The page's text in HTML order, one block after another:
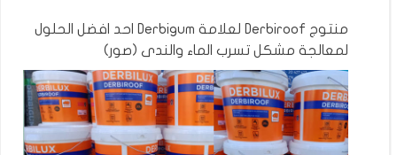
منتوج Derbiroof لعلامة Derbigum احد افضل الحلول
لمعالجة مشكل تسرب الماء والندى (صور)